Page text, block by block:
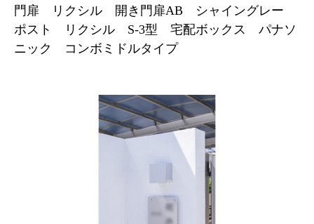
門扉 リクシル 開き門扉AB シャイングレー
ポスト リクシル S-3型 宅配ボックス パナソ
ニック コンボミドルタイプ